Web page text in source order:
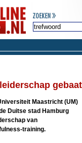
Maastricht (UM)
Duitse stad Hamburg
van
training.